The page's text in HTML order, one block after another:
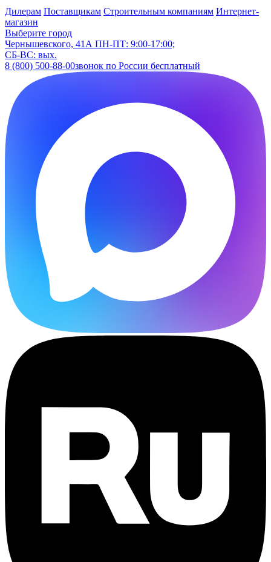
Дилерам Поставщикам Строительным компаниям Интернет-
магазин
Выберите город
Чернышевского, 41А ПН-ПТ: 9:00-17:00;
СБ-ВС: вых.
8 (800) 500-88-00звонок по России бесплатный